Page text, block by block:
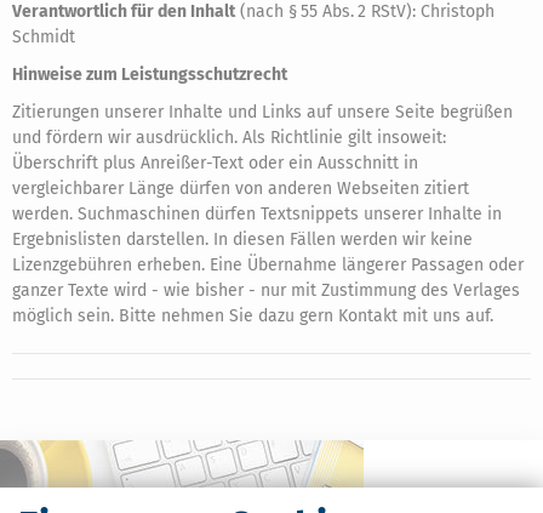
Verantwortlich für den Inhalt(nach § 55 Abs. 2 RStV): Christoph
Schmidt
Hinweise zum Leistungsschutzrecht
Zitierungen unserer Inhalte und Links auf unsere Seite begrüßen
und fördern wir ausdrücklich. Als Richtlinie gilt insoweit:
Überschrift plus Anreißer-Text oder ein Ausschnitt in
vergleichbarer Länge dürfen von anderen Webseiten zitiert
werden. Suchmaschinen dürfen Textsnippets unserer Inhalte in
Ergebnislisten darstellen. In diesen Fällen werden wir keine
Lizenzgebühren erheben. Eine Übernahme längerer Passagen oder
ganzer Texte wird - wie bisher - nur mit Zustimmung des Verlages
möglich sein. Bitte nehmen Sie dazu gern Kontakt mit uns auf.